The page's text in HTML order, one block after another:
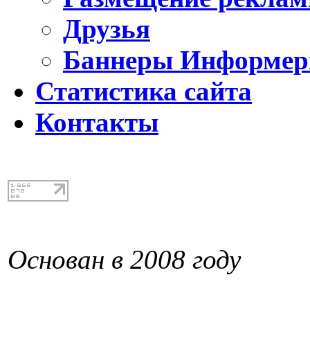
Друзья
Баннеры
Статистика сайта
Контакты
Основан в 2008 году